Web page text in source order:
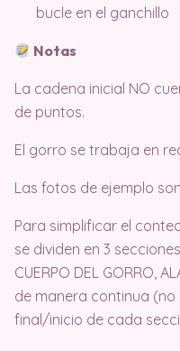
bucle en el ganchillo
Notas
La cadena inicial NO
de puntos.
El gorro se trabaja en
Las fotos de ejemplo
Para simplificar el
se dividen en 3 secciones
CUERPO DEL GORRO,
de manera continua (no
final/inicio de cada